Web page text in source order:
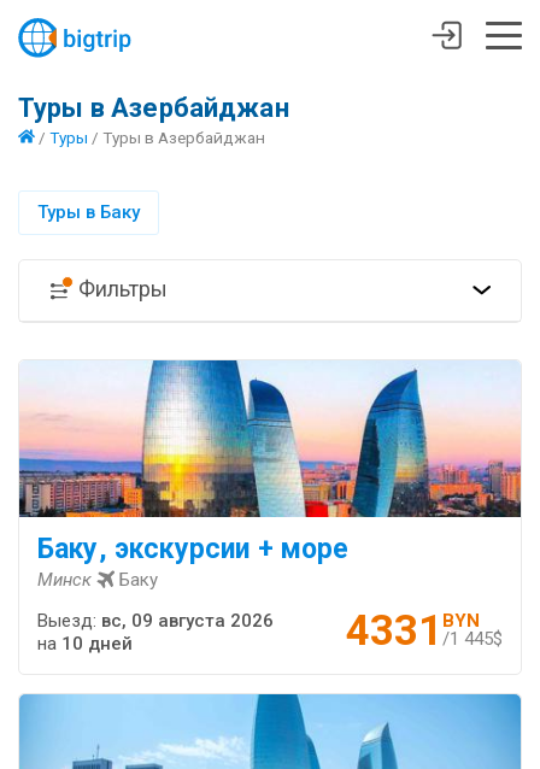
Туры в Азербайджан
/ Туры / Туры в Азербайджан
Туры в Баку
Фильтры
Баку, экскурсии + море
Минск Баку
4331 BYN
/1 445$
Выезд: вс, 09 августа 2026
на 10 дней